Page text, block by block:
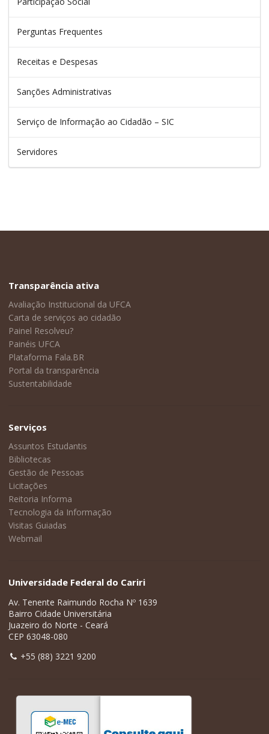
Perguntas Frequentes
Receitas e Despesas
Sanções Administrativas
Serviço de Informação ao Cidadão – SIC
Servidores
Transparência ativa
Avaliação Institucional da UFCA
Carta de serviços ao cidadão
Painel Resolveu?
Painéis UFCA
Plataforma Fala.BR
Portal da transparência
Sustentabilidade
Serviços
Assuntos Estudantis
Bibliotecas
Gestão de Pessoas
Licitações
Reitoria Informa
Tecnologia da Informação
Visitas Guiadas
Webmail
Universidade Federal do Cariri
Av. Tenente Raimundo Rocha Nº 1639
Bairro Cidade Universitária
Juazeiro do Norte - Ceará
CEP 63048-080
+55 (88) 3221 9200